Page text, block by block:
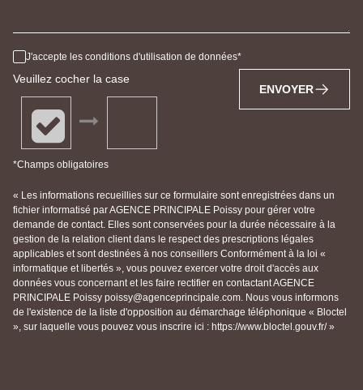
J'accepte les conditions d'utilisation de données
Veuillez cocher la case
*Champs obligatoires
ENVOYER
« Les informations recueillies sur ce formulaire sont enregistrées dans un
fichier informatisé par AGENCE PRINCIPALE Poissy pour gérer votre
demande de contact. Elles sont conservées pour la durée nécessaire à la
gestion de la relation client dans le respect des prescriptions légales
applicables et sont destinées à nos conseillers Conformément à la loi «
informatique et libertés », vous pouvez exercer votre droit d'accès aux
données vous concernant et les faire rectifier en contactant AGENCE
PRINCIPALE Poissy poissy@agenceprincipale.com. Nous vous informons
de l'existence de la liste d'opposition au démarchage téléphonique « Bloctel
», sur laquelle vous pouvez vous inscrire ici : https://www.bloctel.gouv.fr/ »